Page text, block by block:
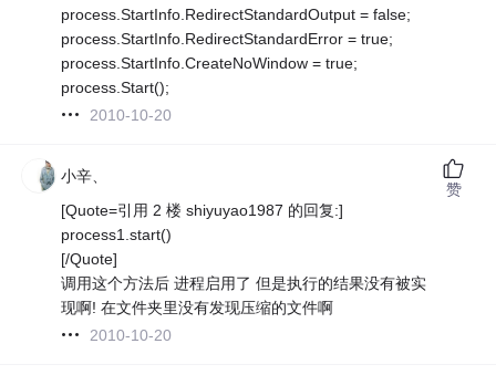
process.StartInfo.RedirectStandardOutput = false;
process.StartInfo.RedirectStandardError = true;
process.StartInfo.CreateNoWindow = true;
process.Start();
2010-10-20
小辛、
[Quote=引用 2 楼 shiyuyao1987 的回复:]
process1.start()
[/Quote]
调用这个方法后 进程启用了 但是执行的结果没有被实
现啊! 在文件夹里没有发现压缩的文件啊
2010-10-20
赞